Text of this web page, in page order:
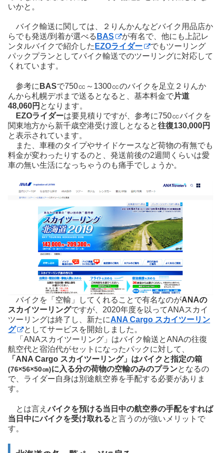
いかと。
バイク輸送に関しては、２りんかんなどバイク用品店か
らでも発送/到着が選べる BAS
が有名で、他にも上記レ
ンタルバイクで紹介した EZOライダー
でもツーリング
パックプランとしてバイク輸送でのツーリングに対応して
くれています。
参考に BASで750㏄～1300㏄のバイクを足立２りんか
んから札幌デポまで送るとなると、基本料金で片道
48,060円 となります。
EZOライダーは要見積りですが、参考に750㏄バイクを
関東地方から新千歳空港受け渡しとなると往復130,000円
と表示されています。
また、車種のタイプやサイドケースなど荷物の有無でも
料金が変わったりするのと、発送前後の2週間くらいは愛
車の無い生活になっちゃうのも痛手でしょうか。
バイクを「空輸」してくれることで有名なのがANAの
スカイツーリングですが、2020年度を以ってANAスカイ
ツーリングは終了し、新たにANA Cargo スカイツーリン
グ
としてサービスを開始しました。
「ANAスカイツーリング」はバイク輸送とANAの往復
航空代と宿泊代がセットになったパックに対して、
「ANA Cargo スカイツーリング」はバイクと指定の箱
(76×56×50㎝)に入る分の荷物の空輸のみのプランとなるの
で、ライダー自身は別途航空券を手配する必要がありま
す。
とは言えバイクを預ける当日中の航空券の手配をすれば
当日中にバイクを受け取れると言うのが強いメリットで
す。